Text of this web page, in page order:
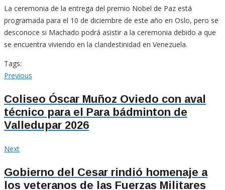
La ceremonia de la entrega del premio Nobel de Paz está
programada para el 10 de diciembre de este año en Oslo, pero se
desconoce si Machado podrá asistir a la ceremonia debido a que
se encuentra viviendo en la clandestinidad en Venezuela.
Tags:
Navegación
de
entradas
Previous
Coliseo Óscar Muñoz Oviedo con aval
técnico para el Para bádminton de
Valledupar 2026
NextNext
Gobierno del Cesar rindió homenaje a
los veteranos de las Fuerzas Militares